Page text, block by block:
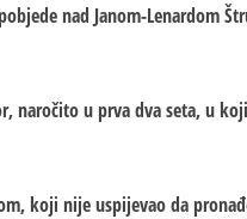
nad Janom-Lenardom
naročito u prva dva seta, u
koji nije uspijevao da